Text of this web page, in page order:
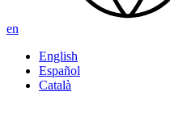
en
English
Español
Català